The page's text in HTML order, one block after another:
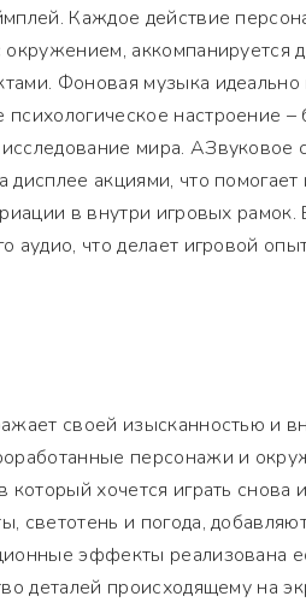
Каждое действие
окружением,
Фоновая музыка
настроение –
мира. АЗвуковое
дисплее акциями, что
в внутри игровых
аудио, что делает игровой
своей изысканностью и
персонажи и
который хочется играть
светотень и погода,
эффекты реализована
деталей происходящему на